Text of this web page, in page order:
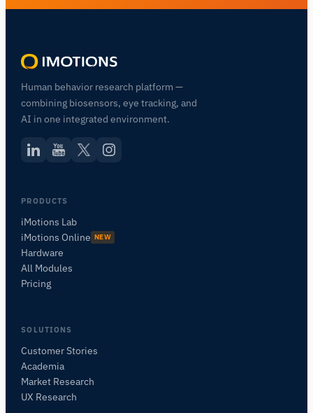
Human behavior research platform —
combining biosensors, eye tracking, and
AI in one integrated environment.
PRODUCTS
iMotions Lab
iMotions Online NEW
Hardware
All Modules
Pricing
SOLUTIONS
Customer Stories
Academia
Market Research
UX Research
研究方法、製品、センサー、SDK、リソースに
ついて質問するか、研究したい内容を説明して
質問内容に基づいて、役立つ次の質問を提案しま
この記事を要約
これをどう応用できますか？